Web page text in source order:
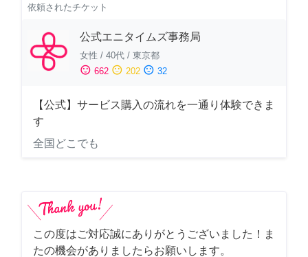
依頼されたチケット
公式エニタイムズ事務局
女性 / 40代 / 東京都
sentiment_satisfied 662 sentiment_neutral 202 sentiment_dissatisfied 32
【公式】サービス購入の流れを一通り体験できま
す
全国どこでも
この度はご対応誠にありがとうございました！ま
たの機会がありましたらお願いします。